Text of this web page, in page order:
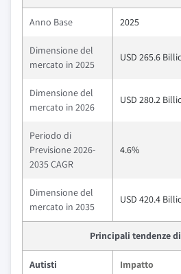
Anno Base 2025
Dimensione del
mercato in 2025
USD 265.6
Dimensione del
mercato in 2026
USD 280.2
Periodo di
Previsione 2026-
2035 CAGR
4.6%
Dimensione del
mercato in 2035
USD 420.4
Principali tendenze
Autisti Impatto